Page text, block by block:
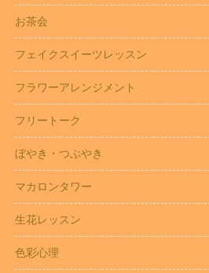
お茶会
フェイクスイーツレッスン
フラワーアレンジメント
フリートーク
ぼやき・つぶやき
マカロンタワー
生花レッスン
色彩心理